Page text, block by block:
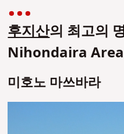
후지산의 최고의
Nihondaira Area
미호노 마쓰바라